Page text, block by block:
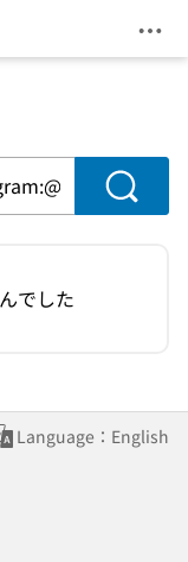
メ
検索
でした
Language：English